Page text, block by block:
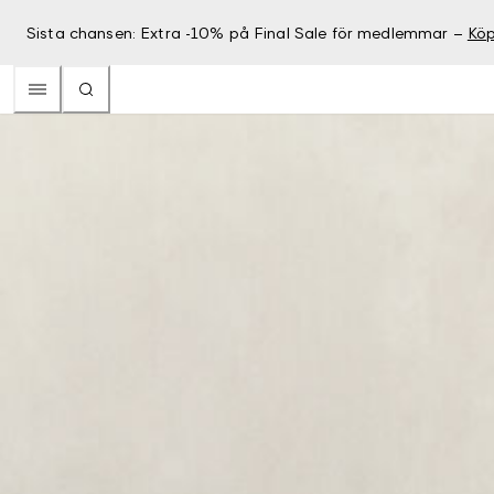
Sista chansen: Extra -10% på Final Sale för medlemmar –